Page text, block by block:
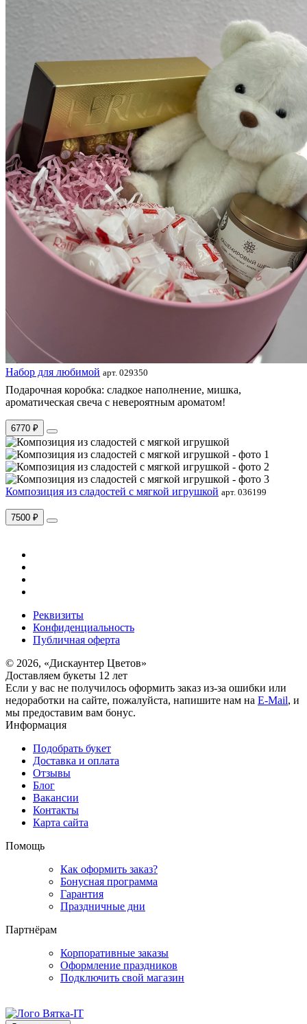
Набор для любимой арт. 029350
Подарочная коробка: сладкое наполнение, мишка,
ароматическая свеча с невероятным ароматом!
6770 ₽
Композиция из сладостей с мягкой игрушкой арт. 036199
7500 ₽
Реквизиты
Конфиденциальность
Публичная оферта
© 2026, «Дискаунтер Цветов»
Доставляем букеты 12 лет
Если у вас не получилось оформить заказ из-за ошибки или
недоработки на сайте, пожалуйста, напишите нам на E-Mail, и
мы предоставим вам бонус.
Информация
Подобрать букет
Доставка и оплата
Отзывы
Блог
Вакансии
Контакты
Карта сайта
Помощь
Как оформить заказ?
Бонусная программа
Гарантия
Праздничные дни
Партнёрам
Корпоративные заказы
Оформление праздников
Подключить свой магазин